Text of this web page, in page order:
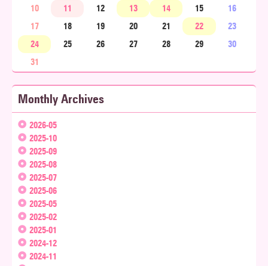
10
11 12 13 14 15
16
17
18 19 20 21 22
23
24
25 26 27 28 29
30
31
Monthly Archives
2026-05
2025-10
2025-09
2025-08
2025-07
2025-06
2025-05
2025-02
2025-01
2024-12
2024-11